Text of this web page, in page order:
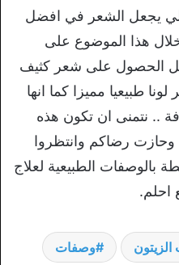
يجعل الشعر في افضل
هذا الموضوع على
الحصول على شعر كثيف
طبيعيا مميزا كما انها
.. نتمنى ان تكون هذه
وحازت رضاكم وانتظروا
بالوصفات الطبيعية لعلاج
احلم.
الزيتون وصفات